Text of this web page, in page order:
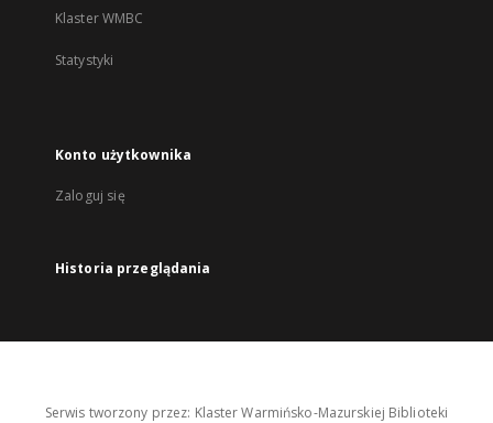
Klaster WMBC
Statystyki
Konto użytkownika
Zaloguj się
Historia przeglądania
Serwis tworzony przez: Klaster Warmińsko-Mazurskiej Biblioteki